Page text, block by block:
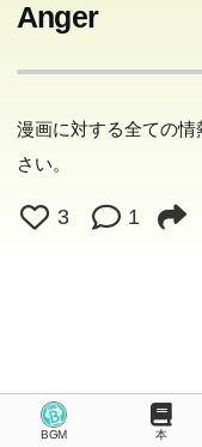
Anger
漫画に対する全ての
さい。
3 1
BGM 本